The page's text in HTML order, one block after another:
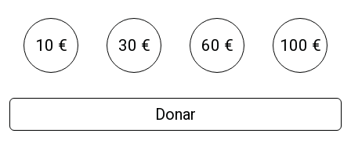
10 € 30 € 60 € 100 €
Donar